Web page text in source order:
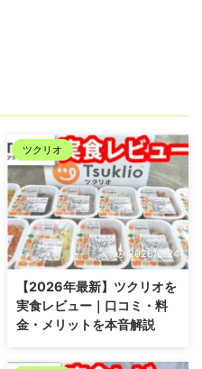
ツクリオ
2026/6/24
【2026年最新】ツクリオを
実食レビュー｜口コミ・料
金・メリットを本音解説